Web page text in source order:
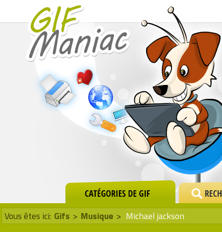
Vous êtes ici: Gifs > Musique > Michael jackson